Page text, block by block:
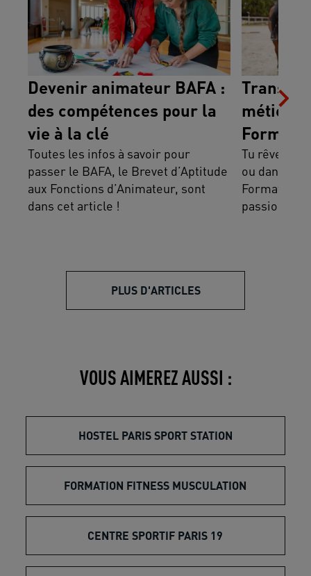
Devenir animateur BAFA :
des compétences pour la
vie à la clé
Toutes les infos à savoir pour
passer le BAFA, le Brevet d’Aptitude
aux Fonctions d’Animateur, sont
dans cet article !
métier
Tu rêves
ou dans
Formation,
passion un
PLUS D'ARTICLES
VOUS AIMEREZ AUSSI :
HOSTEL PARIS SPORT STATION
FORMATION FITNESS MUSCULATION
CENTRE SPORTIF PARIS 19